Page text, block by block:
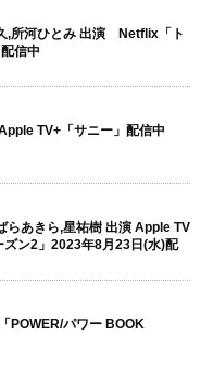
,所河ひとみ 出演 Netflix「ト
信中
TV+「サニー」配信中
らあきら,星祐樹 出演 Apple TV
ズン2」2023年8月23日(水)配
POWER/パワー BOOK